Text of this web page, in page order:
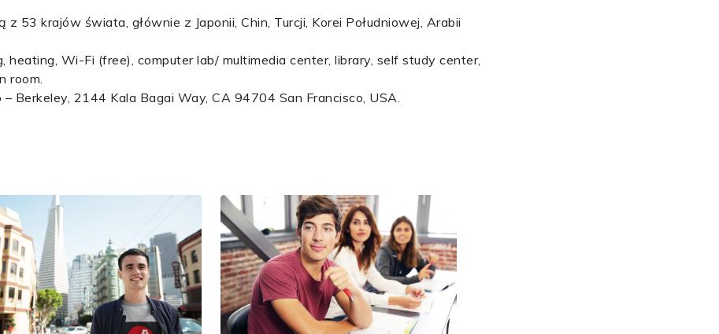
z 53 krajów świata, głównie z Japonii, Chin, Turcji, Korei Południowej, Arabii
heating, Wi-Fi (free), computer lab/ multimedia center, library, self study center,
room.
Berkeley, 2144 Kala Bagai Way, CA 94704 San Francisco, USA.